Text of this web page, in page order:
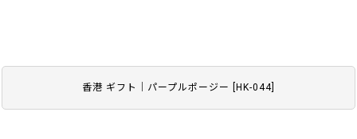
香港 ギフト｜パープルポージー HK-044